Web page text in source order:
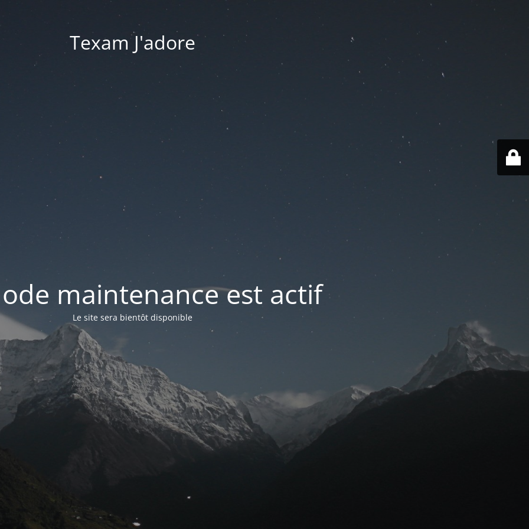
Texam J'adore
maintenance est actif
Le site sera bientôt disponible